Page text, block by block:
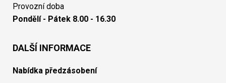
Provozní doba
Pondělí - Pátek 8.00 - 16.30
DALŠÍ INFORMACE
Nabídka předzásobení